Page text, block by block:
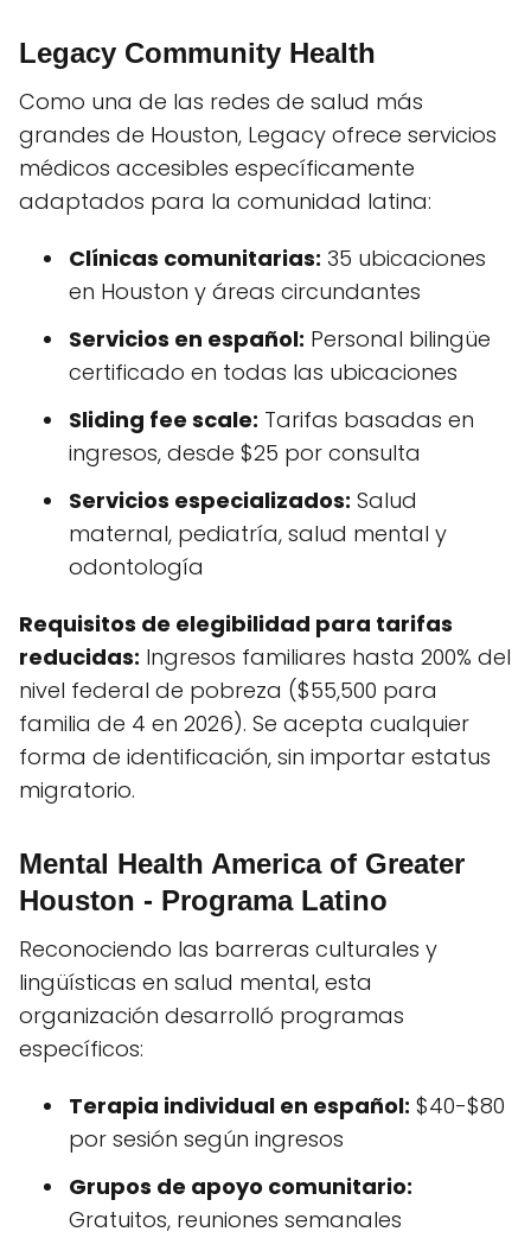
Legacy Community Health
Como una de las redes de salud más
grandes de Houston, Legacy ofrece servicios
médicos accesibles específicamente
adaptados para la comunidad latina:
Clínicas comunitarias: 35 ubicaciones
en Houston y áreas circundantes
Servicios en español: Personal bilingüe
certificado en todas las ubicaciones
Sliding fee scale: Tarifas basadas en
ingresos, desde $25 por consulta
Servicios especializados: Salud
maternal, pediatría, salud mental y
odontología
Requisitos de elegibilidad para tarifas
reducidas: Ingresos familiares hasta 200% del
nivel federal de pobreza ($55,500 para
familia de 4 en 2026). Se acepta cualquier
forma de identificación, sin importar estatus
migratorio.
Mental Health America of Greater
Houston - Programa Latino
Reconociendo las barreras culturales y
lingüísticas en salud mental, esta
organización desarrolló programas
específicos:
Terapia individual en español: $40-$80
por sesión según ingresos
Grupos de apoyo comunitario:
Gratuitos, reuniones semanales